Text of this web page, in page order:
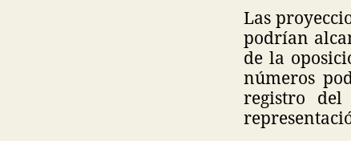
Las
podrían
de la
números
registro del